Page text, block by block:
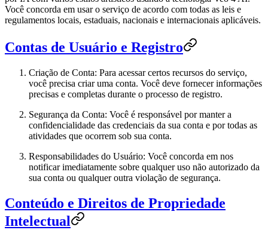
Você concorda em usar o serviço de acordo com todas as leis e
regulamentos locais, estaduais, nacionais e internacionais aplicáveis.
Contas de Usuário e Registro
Criação de Conta: Para acessar certos recursos do serviço,
você precisa criar uma conta. Você deve fornecer informações
precisas e completas durante o processo de registro.
Segurança da Conta: Você é responsável por manter a
confidencialidade das credenciais da sua conta e por todas as
atividades que ocorrem sob sua conta.
Responsabilidades do Usuário: Você concorda em nos
notificar imediatamente sobre qualquer uso não autorizado da
sua conta ou qualquer outra violação de segurança.
Conteúdo e Direitos de Propriedade
Intelectual